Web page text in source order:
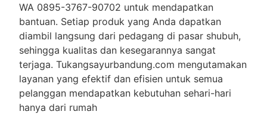
WA 0895-3767-90702 untuk mendapatkan
bantuan. Setiap produk yang Anda dapatkan
diambil langsung dari pedagang di pasar shubuh,
sehingga kualitas dan kesegarannya sangat
terjaga. Tukangsayurbandung.com mengutamakan
layanan yang efektif dan efisien untuk semua
pelanggan mendapatkan kebutuhan sehari-hari
hanya dari rumah